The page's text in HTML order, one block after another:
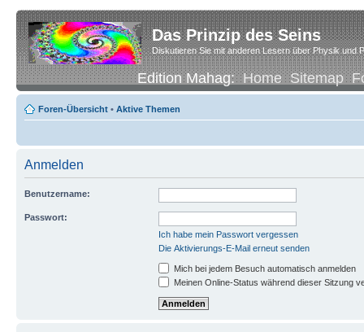
Das Prinzip des Seins
Diskutieren Sie mit anderen Lesern über Physik und
Edition Mahag:Home Sitemap
Foren-Übersicht • Aktive Themen
Anmelden
Benutzername:
Passwort:
Ich habe mein Passwort vergessen
Die Aktivierungs-E-Mail erneut senden
Mich bei jedem Besuch automatisch anmelden
Meinen Online-Status während dieser Sitzung